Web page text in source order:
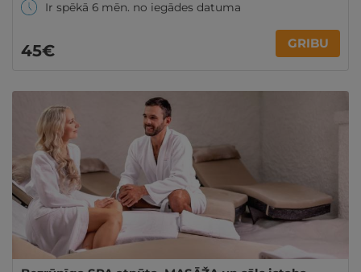
Ir spēkā 6 mēn. no iegādes datuma
45€ GRIBU